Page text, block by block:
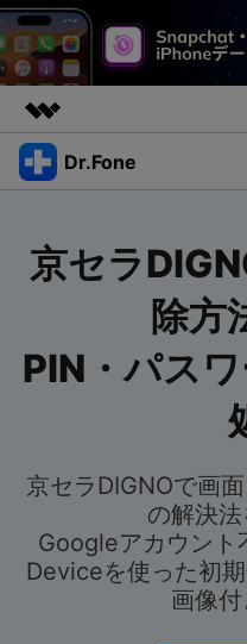
製品
ユーティリティ
概要
企業情報
Dr.Fone
機能
すべてのプランを見る
製品
デスクトップ製品
製品活用＆サポート
ヘルプセンター
スマホ問題
無料ダウンロード
検索
京セラ
除方
PIN・パス
京セラDIGNOで画
の解決法
Googleアカウン
Deviceを使った初
画像付